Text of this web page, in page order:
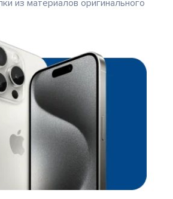
из материалов оригинального